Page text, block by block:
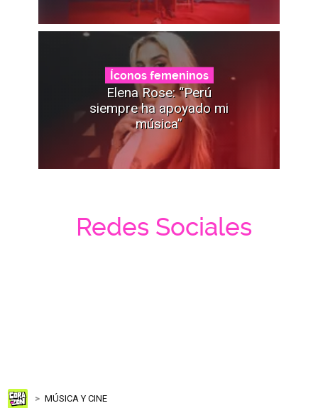
Íconos femeninos
Elena Rose: “Perú
siempre ha apoyado mi
música”
Redes Sociales
MÚSICA Y CINE